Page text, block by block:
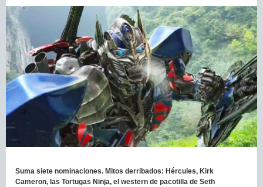
Suma siete nominaciones. Mitos derribados: Hércules, Kirk
Cameron, las Tortugas Ninja, el western de pacotilla de Seth